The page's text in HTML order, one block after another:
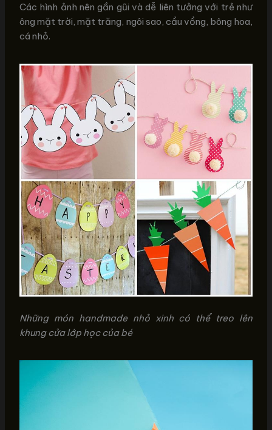
Các hình ảnh nên gần gũi và dễ liên tưởng với trẻ như
ông mặt trời, mặt trăng, ngôi sao, cầu vồng, bông hoa,
cá nhỏ.
Những món handmade nhỏ xinh có thể treo lên
khung cửa lớp học của bé